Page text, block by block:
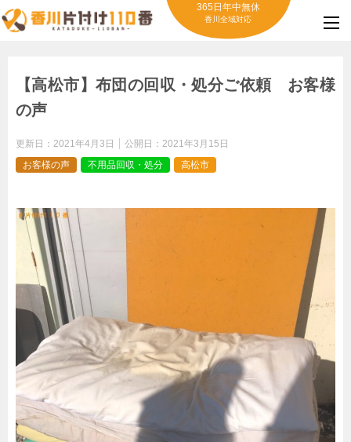
365日年中無休
香川全域対応
【高松市】布団の回収・処分ご依頼 お客様
の声
更新日： 2021年4月3日 公開日： 2021年3月15日
お客様の声
不用品回収・処分 高松市